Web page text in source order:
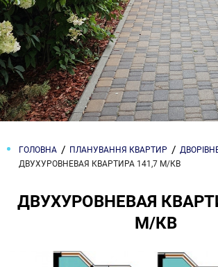
ГОЛОВНА ПЛАНУВАННЯ КВАРТИР
ДВУХУРОВНЕВАЯ КВАРТИРА 141,7 М/КВ
ДВУХУРОВНЕВАЯ
М/КВ